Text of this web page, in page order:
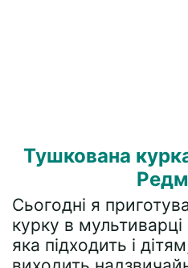
Тушкована
Сьогодні я
курку в
яка підходить і